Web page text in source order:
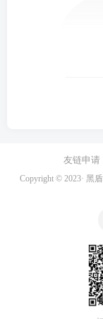
友链申请
Copyright © 2023· 黑